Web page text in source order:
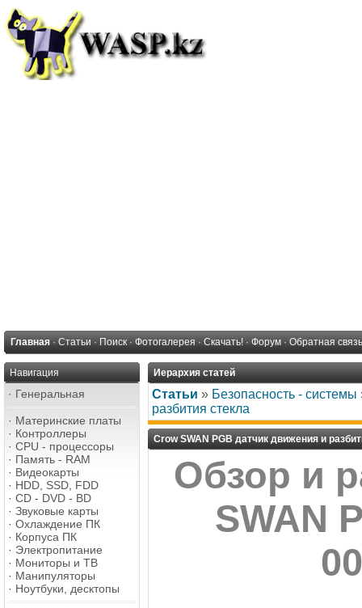
Главная · Статьи · Поиск · Фотогалерея · Скачать! · Форум · Обратная связь
Навигация
· Генеральная
· Материнские платы
· Контроллеры
· CPU - процессоры
· Память - RAM
· Видеокарты
· HDD, SSD, FDD
· CD - DVD - BD
· Звуковые карты
· Охлаждение ПК
· Корпуса ПК
· Электропитание
· Мониторы и ТВ
· Манипуляторы
· Ноутбуки, десктопы
Иерархия статей
Статьи » Безопасность - системы
разбития стекла
Crow SWAN PGB датчик движения и
Обзор и
SWAN